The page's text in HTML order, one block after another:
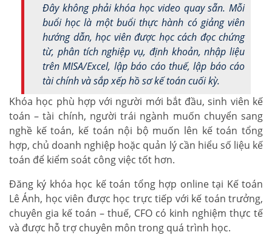
Đây không phải khóa học video quay sẵn. Mỗi
buổi học là một buổi thực hành có giảng viên
hướng dẫn, học viên được học cách đọc chứng
từ, phân tích nghiệp vụ, định khoản, nhập liệu
trên MISA/Excel, lập báo cáo thuế, lập báo cáo
tài chính và sắp xếp hồ sơ kế toán cuối kỳ.
Khóa học phù hợp với người mới bắt đầu, sinh viên kế
toán – tài chính, người trái ngành muốn chuyển sang
nghề kế toán, kế toán nội bộ muốn lên kế toán tổng
hợp, chủ doanh nghiệp hoặc quản lý cần hiểu số liệu kế
toán để kiểm soát công việc tốt hơn.
Đăng ký khóa học kế toán tổng hợp online tại Kế toán
Lê Ánh, học viên được học trực tiếp với kế toán trưởng,
chuyên gia kế toán – thuế, CFO có kinh nghiệm thực tế
và được hỗ trợ chuyên môn trong quá trình học.